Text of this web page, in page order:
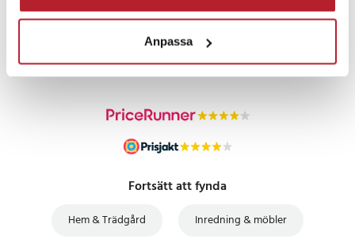
Anpassa
UTFÖRSÄLJNING
Fortsätt att fynda
Hem & Trädgård Inredning & möbler